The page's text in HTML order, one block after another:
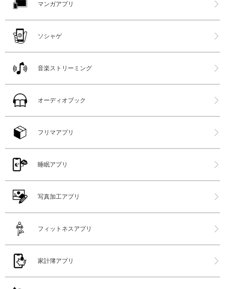
マンガアプリ
ソシャゲ
音楽ストリーミング
オーディオブック
フリマアプリ
睡眠アプリ
写真加工アプリ
フィットネスアプリ
家計簿アプリ